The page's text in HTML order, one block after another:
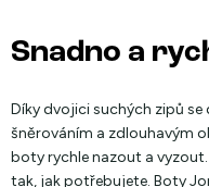
Snadno a
Díky dvojici suchých zipů
šněrováním a zdlouhavým
boty rychle nazout a
tak, jak potřebujete. Boty